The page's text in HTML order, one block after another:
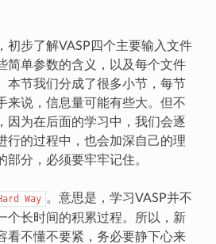
初步了解VASP四个主要输入文件
简单参数的含义，以及每个文件
本节我们分成了很多小节，每节
来说，信息量可能有些大。但不
因为在后面的学习中，我们会逐
行的过程中，也会加深自己的理
部分，必须要牢牢记住。
Way 。意思是，学习VASP并不
个长时间的积累过程。所以，新
看不懂不要紧，务必要静下心来